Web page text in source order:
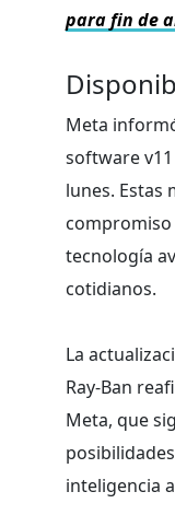
para fin de
Meta
software
lunes. Estas
tecnología
cotidianos.
La
Ray-Ban
Meta, que
inteligencia